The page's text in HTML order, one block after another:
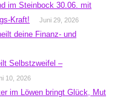
im Steinbock 30.06. mit
Kraft!
Juni 29, 2026
deine Finanz- und
Selbstzweifel –
10, 2026
im Löwen bringt Glück, Mut